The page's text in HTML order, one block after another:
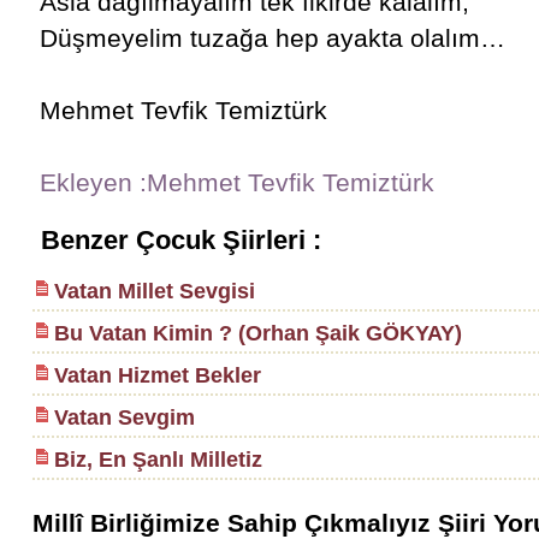
Düşmeyelim tuzağa hep ayakta olalım…
Mehmet Tevfik Temiztürk
Ekleyen :Mehmet Tevfik Temiztürk
Benzer Çocuk Şiirleri :
Vatan Millet Sevgisi
Bu Vatan Kimin ? (Orhan Şaik GÖKYAY)
Vatan Hizmet Bekler
Vatan Sevgim
Biz, En Şanlı Milletiz
Millî Birliğimize Sahip Çıkmalıyız Şiiri